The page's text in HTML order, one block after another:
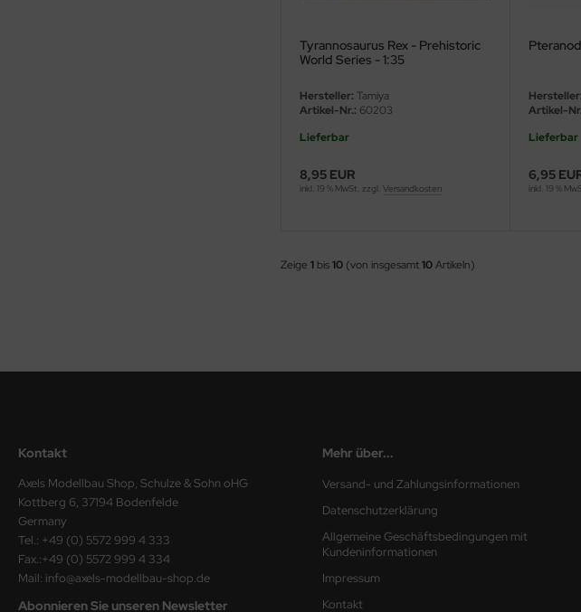
Tyrannosaurus Rex - Prehistoric
World Series - 1:35
Hersteller: Tamiya
Artikel-Nr.: 60203
Lieferbar
8,95 EUR
inkl. 19 % MwSt. zzgl. Versandkosten
Hersteller:
Artikel-
Lieferbar
6,95
inkl. 19 %
Zeige 1 bis10 (von insgesamt10Artikeln)
Kontakt
Axels Modellbau Shop, Schulze & Sohn oHG
Kottberg 6, 37194 Bodenfelde
Germany
Tel.: +49 (0) 5572 999 4 333
Fax.:+49 (0) 5572 999 4 334
Mail: info@axels-modellbau-shop.de
Abonnieren Sie unseren Newsletter
Mehr über...
Versand- und Zahlungsinformationen
Datenschutzerklärung
Allgemeine Geschäftsbedingungen mit
Kundeninformationen
Impressum
Kontakt
Factory